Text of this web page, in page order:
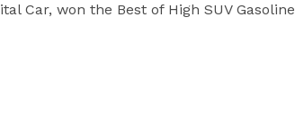
Car, won the Best of High SUV Gasoline